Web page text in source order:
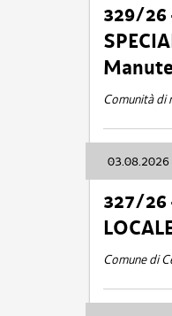
329/26
Comunità di
03.08.2026
327/26
Comune di